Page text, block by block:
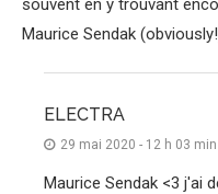
Maurice Sendak
ELECTRA
29 mai 2020 - 12 h 03 min
Maurice Sendak <3 j'ai